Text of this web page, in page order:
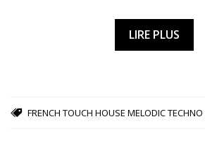
LIRE PLUS
FRENCH TOUCH HOUSE MELODIC TECHNO